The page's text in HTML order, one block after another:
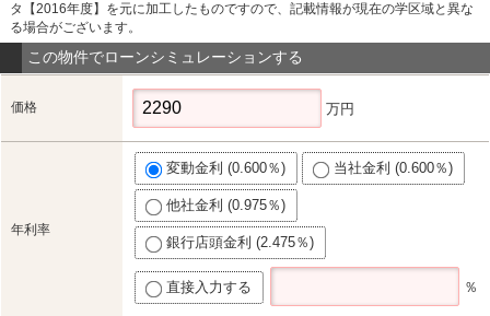
タ【2016年度】を元に加工したものですので、記載情報が現在の学区域と異な
る場合がございます。
この物件でローンシミュレーションする
価格 万円
年利率
変動金利 (0.600％) 当社金利 (0.600％)
他社金利 (0.975％)
銀行店頭金利 (2.475％)
直接入力する ％